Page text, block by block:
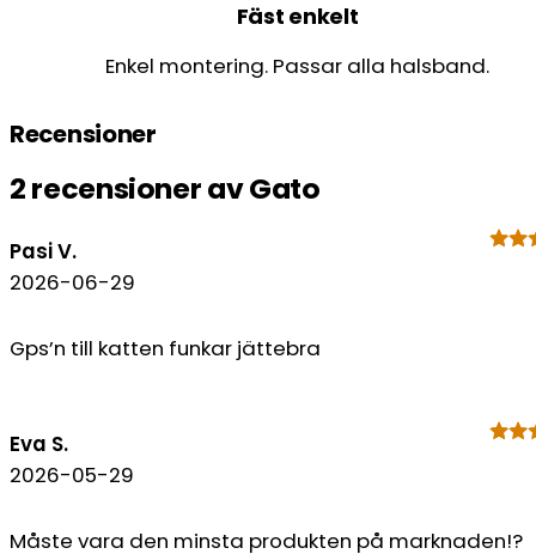
Fäst enkelt
Enkel montering. Passar alla halsband.
Recensioner
2 recensioner avGato
Pasi V.
2026-06-29
Gps’n till katten funkar jättebra
Eva S.
2026-05-29
Måste vara den minsta produkten på marknaden!?